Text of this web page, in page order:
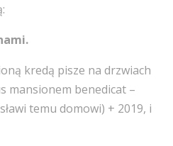
kredą pisze na drzwiach
mansionem benedicat –
temu domowi) + 2019, i